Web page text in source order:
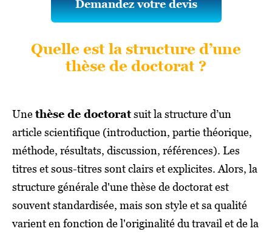
Demandez votre devis
Quelle est la structure d’une
thèse de doctorat ?
Unethèse de doctoratsuit la structure d’un
article scientifique (introduction, partie théorique,
méthode, résultats, discussion, références). Les
titres et sous-titres sont clairs et explicites. Alors, la
structure générale d'une thèse de doctorat est
souvent standardisée, mais son style et sa qualité
varient en fonction de l'originalité du travail et de la